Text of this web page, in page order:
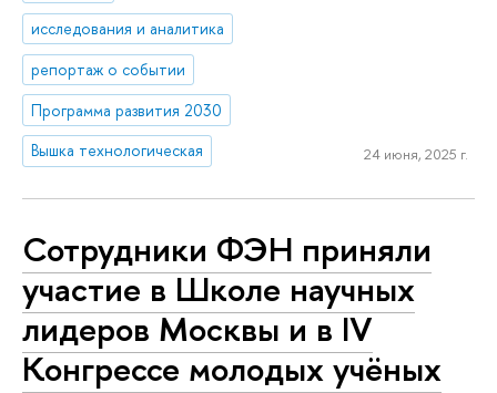
исследования и аналитика
репортаж о событии
Программа развития 2030
Вышка технологическая
24 июня, 2025 г.
Сотрудники ФЭН приняли
участие в Школе научных
лидеров Москвы и в IV
Конгрессе молодых учёных